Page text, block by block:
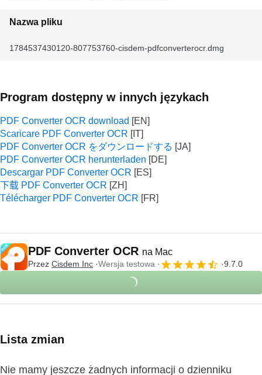
Nazwa pliku
1784537430120-807753760-cisdem-pdfconverterocr.dmg
Program dostępny w innych językach
PDF Converter OCR download
Scaricare PDF Converter OCR
PDF Converter OCR をダウンロードする
PDF Converter OCR herunterladen
Descargar PDF Converter OCR
下载 PDF Converter OCR
Télécharger PDF Converter OCR
PDF Converter OCR na Mac
Przez Cisdem Inc Wersja testowa 9.7.0
Lista zmian
Nie mamy jeszcze żadnych informacji o dzienniku